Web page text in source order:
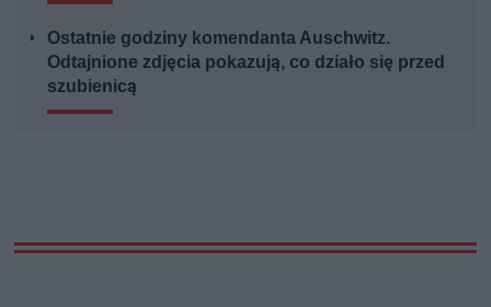
Ostatnie godziny komendanta Auschwitz.
Odtajnione zdjęcia pokazują, co działo się przed
szubienicą